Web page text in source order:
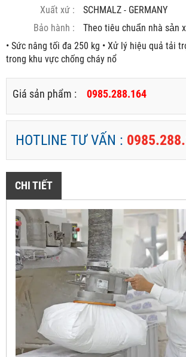
Xuất xứ :
SCHMALZ - GERMANY
Bảo hành :
Theo tiêu chuẩn nhà sản
• Sức nâng tối đa 250 kg • Xử lý hiệu quả tải
trong khu vực chống cháy nổ
Giá sản phẩm : 0985.288.164
HOTLINE TƯ VẤN :
CHI TIẾT